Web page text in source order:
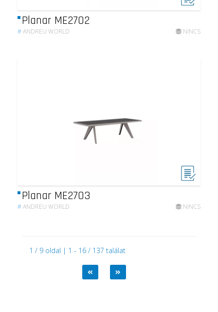
Planar ME2702
#ANDREU WORLD NINCS
Planar ME2703
#ANDREU WORLD NINCS
1 / 9 oldal | 1 - 16 / 137 találat